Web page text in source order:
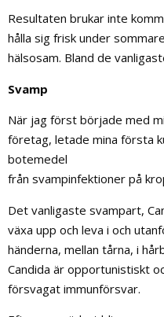
Resultaten brukar inte
hålla sig frisk under
hälsosam. Bland de
Svamp
När jag först började med
företag, letade mina första
botemedel
från svampinfektioner på
Det vanligaste svampart,
växa upp och leva i och
händerna, mellan tårna, i
Candida är opportunistiskt
försvagat immunförsvar.